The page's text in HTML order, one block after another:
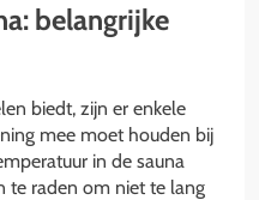
belangrijke
biedt, zijn er enkele
mee moet houden bij
in de sauna
te raden om niet te lang